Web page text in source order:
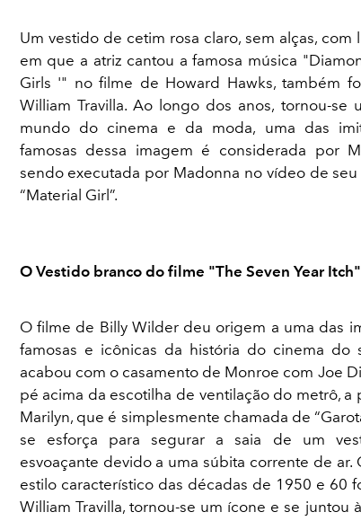
Um vestido de cetim rosa claro, sem alças, com
em que a atriz cantou a famosa música
Girls '" no filme de Howard Hawks, também
William Travilla. Ao longo dos anos, tornou-se
mundo do cinema e da moda, uma das
famosas dessa imagem é considerada por
sendo executada por Madonna no vídeo de
“Material Girl”.
O Vestido branco do filme "The Seven Year
O filme de Billy Wilder deu origem a uma das
famosas e icônicas da história do cinema do
acabou com o casamento de Monroe com Joe
pé acima da escotilha de ventilação do metrô, a
Marilyn, que é simplesmente chamada de
se esforça para segurar a saia de um
esvoaçante devido a uma súbita corrente de ar.
estilo característico das décadas de 1950 e 60
William Travilla, tornou-se um ícone e se juntou